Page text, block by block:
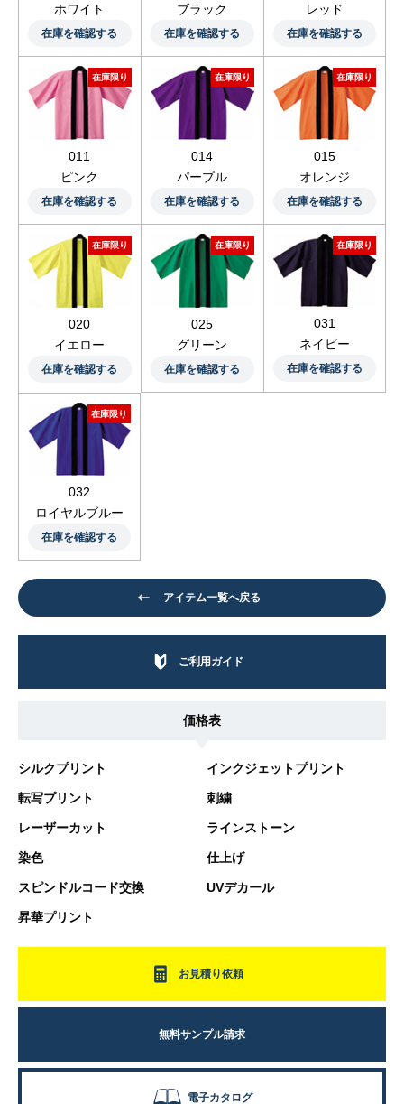
ご利用ガイド
価格表
シルクプリント インクジェットプリント
転写プリント 刺繍
レーザーカット ラインストーン
染色 仕上げ
スピンドルコード交換 UVデカール
昇華プリント
お見積り依頼
無料サンプル請求
電子カタログ
ホワイト
在庫を確認する
ブラック
在庫を確認する
レッド
在庫を確認する
在庫限り
011
ピンク
在庫を確認する
在庫限り
014
パープル
在庫を確認する
在庫限り
015
オレンジ
在庫を確認する
在庫限り
020
イエロー
在庫を確認する
在庫限り
025
グリーン
在庫を確認する
在庫限り
031
ネイビー
在庫を確認する
在庫限り
032
ロイヤルブルー
在庫を確認する
アイテム一覧へ戻る